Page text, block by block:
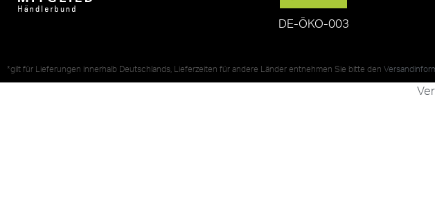
DE-ÖKO-003
*gilt für Lieferungen innerhalb Deutschlands, Lieferzeiten für andere Länder entnehmen Sie bitte den